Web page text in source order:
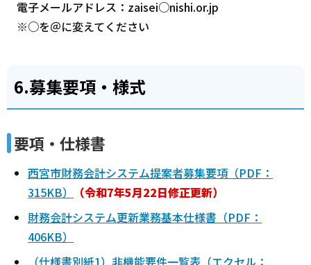
電子メールアドレス：zaisei○nishi.or.jp
※○を＠に変えてください
6.募集要項・様式
要項・仕様書
西宮市財務会計システム提案者募集要項（PDF：
315KB）
（令和7年5月22日修正更新）
財務会計システム更新業務基本仕様書（PDF：
406KB）
（仕様書別紙1）非機能要件一覧表（エクセル：